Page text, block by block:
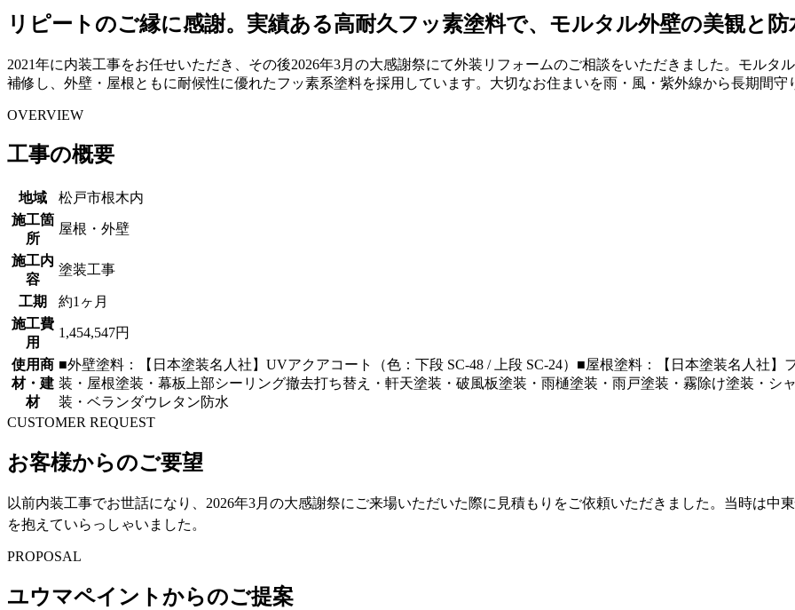
リピートのご縁に感謝。実績ある高耐久フッ素塗料で、モルタル外壁の美観と
2021年に内装工事をお任せいただき、その後2026年3月の大感謝祭にて外装リフォームのご相談をいただきました。モルタ
補修し、外壁・屋根ともに耐候性に優れたフッ素系塗料を採用しています。大切なお住まいを雨・風・紫外線から長期間守
OVERVIEW
工事の概要
地域
松戸市根木内
施工箇
所
屋根・外壁
施工内
容
塗装工事
工期
約1ヶ月
施工費
用
1,454,547円
使用商
材・建
材
■外壁塗料：【日本塗装名人社】UVアクアコート（色：下段 SC-48 / 上段 SC-24）■屋根塗料：【日本塗装名人社
装・屋根塗装・幕板上部シーリング撤去打ち替え・軒天塗装・破風板塗装・雨樋塗装・雨戸塗装・霧除け塗装・シ
装・ベランダウレタン防水
CUSTOMER REQUEST
お客様からのご要望
以前内装工事でお世話になり、2026年3月の大感謝祭にご来場いただいた際に見積もりをご依頼いただきました。当時は
を抱えていらっしゃいました。
PROPOSAL
ユウマペイントからのご提案